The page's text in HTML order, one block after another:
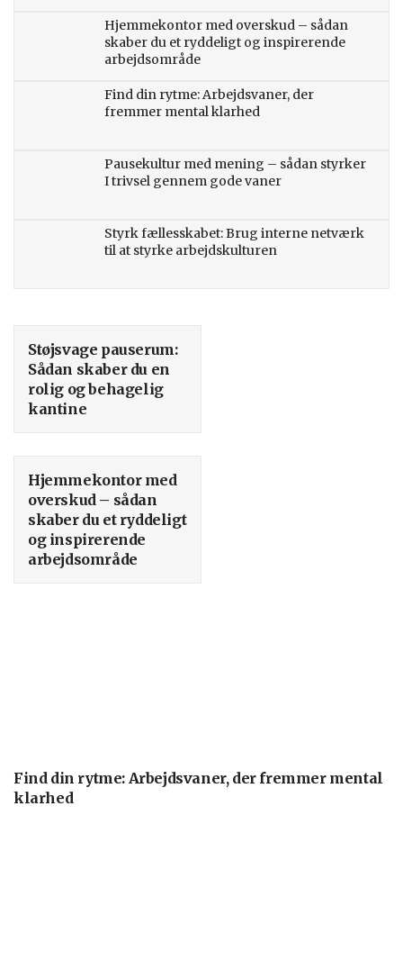
Hjemmekontor med overskud – sådan
skaber du et ryddeligt og inspirerende
arbejdsområde
Find din rytme: Arbejdsvaner, der
fremmer mental klarhed
Pausekultur med mening – sådan styrker
I trivsel gennem gode vaner
Styrk fællesskabet: Brug interne netværk
til at styrke arbejdskulturen
Støjsvage pauserum:
Sådan skaber du en
rolig og behagelig
kantine
Hjemmekontor med
overskud – sådan
skaber du et ryddeligt
og inspirerende
arbejdsområde
Find din rytme: Arbejdsvaner, der fremmer mental
klarhed